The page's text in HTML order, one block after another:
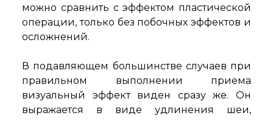
можно сравнить с эффектом пластической
операции, только без побочных эффектов и
осложнений.
В подавляющем большинстве случаев при
правильном выполнении приема
визуальный эффект виден сразу же. Он
выражается в виде удлинения шеи,